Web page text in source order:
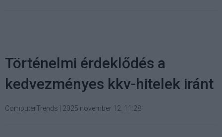
Történelmi érdeklődés a
kedvezményes kkv-hitelek iránt
ComputerTrends 2025 november 12. 11:28